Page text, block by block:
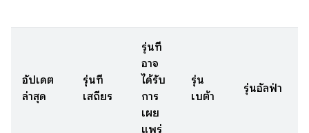
อัปเดต
ล่าสุด
รุ่นที่
เสถียร
รุ่นที่
อาจ
ได้รับ
การ
เผย
แพร่
รุ่น
เบต้า
รุ่นอัลฟ่า